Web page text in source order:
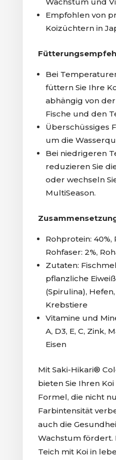
Empfohlen von
Koizüchtern in
Bei
füttern Sie Ihre
abhängig von
Fische und den
Überschüssiges
um die
Bei niedrigeren
reduzieren Sie
oder wechseln
MultiSeason.
Rohprotein: 40%,
Rohfaser: 2%,
Zutaten:
pflanzliche
(Spirulina),
Krebstiere
Vitamine und
A, D3, E, C, Zink,
Eisen
Mit Saki-Hikari®
bieten Sie Ihren
Formel, die nicht
Farbintensität
auch die
Wachstum fördert.
Teich mit Koi in